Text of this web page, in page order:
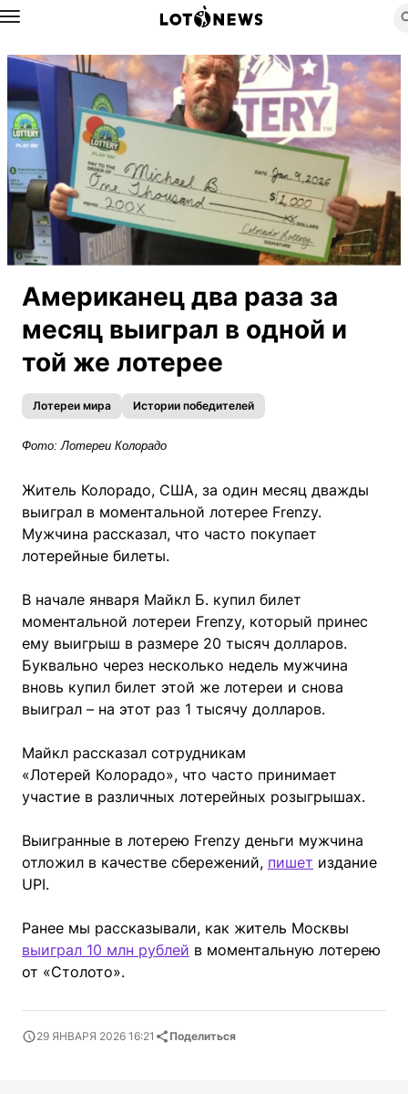
Назад
Американец два раза за
месяц выиграл в одной и
той же лотерее
Лотереи мира Истории победителей
Фото: Лотереи Колорадо
Житель Колорадо, США, за один месяц дважды
выиграл в моментальной лотерее Frenzy.
Мужчина рассказал, что часто покупает
лотерейные билеты.
В начале января Майкл Б. купил билет
моментальной лотереи Frenzy, который принес
ему выигрыш в размере 20 тысяч долларов.
Буквально через несколько недель мужчина
вновь купил билет этой же лотереи и снова
выиграл – на этот раз 1 тысячу долларов.
Майкл рассказал сотрудникам
«Лотерей Колорадо», что часто принимает
участие в различных лотерейных розыгрышах.
Выигранные в лотерею Frenzy деньги мужчина
отложил в качестве сбережений, пишет издание
UPI.
Ранее мы рассказывали, как житель Москвы
выиграл 10 млн рублей в моментальную лотерею
от «Столото».
29 ЯНВАРЯ 2026 16:21 Поделиться